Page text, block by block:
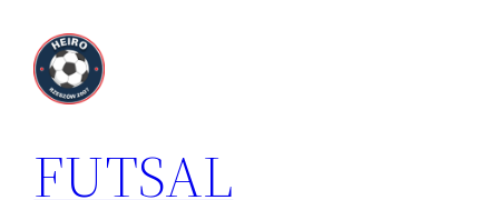
treści
FUTSAL